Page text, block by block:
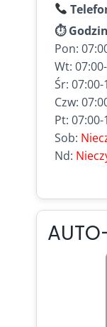
⏱
Pon:
Wt:
Śr: 07:00-
Czw:
Pt: 07:00-
Sob:
Nd: